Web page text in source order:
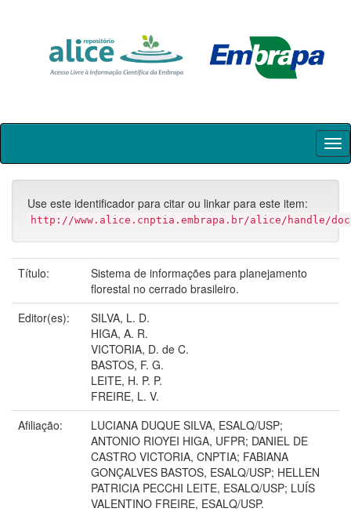
Skip
Use este identificador para citar ou linkar para este item:
http://www.alice.cnptia.embrapa.br/alice/handle/doc/
Título:
Sistema de informações para planejamento
florestal no cerrado brasileiro.
Editor(es):
SILVA, L. D.
HIGA, A. R.
VICTORIA, D. de C.
BASTOS, F. G.
LEITE, H. P. P.
FREIRE, L. V.
Afiliação:
LUCIANA DUQUE SILVA, ESALQ/USP;
ANTONIO RIOYEI HIGA, UFPR; DANIEL DE
CASTRO VICTORIA, CNPTIA; FABIANA
GONÇALVES BASTOS, ESALQ/USP; HELLEN
PATRICIA PECCHI LEITE, ESALQ/USP; LUÍS
VALENTINO FREIRE, ESALQ/USP.